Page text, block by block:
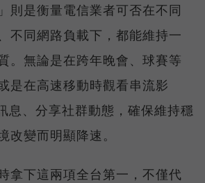
則是衡量電信業者可否在不同
不同網路負載下，都能維持一
。無論是在跨年晚會、球賽等
是在高速移動時觀看串流影
息、分享社群動態，確保維持穩
改變而明顯降速。
拿下這兩項全台第一，不僅代